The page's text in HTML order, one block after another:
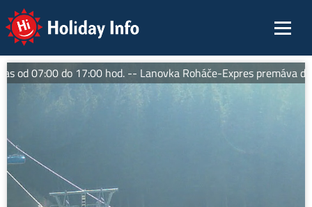
Holiday Info
od 07:00 do 17:00 hod. -- Lanovka Roháče-Expres premáva